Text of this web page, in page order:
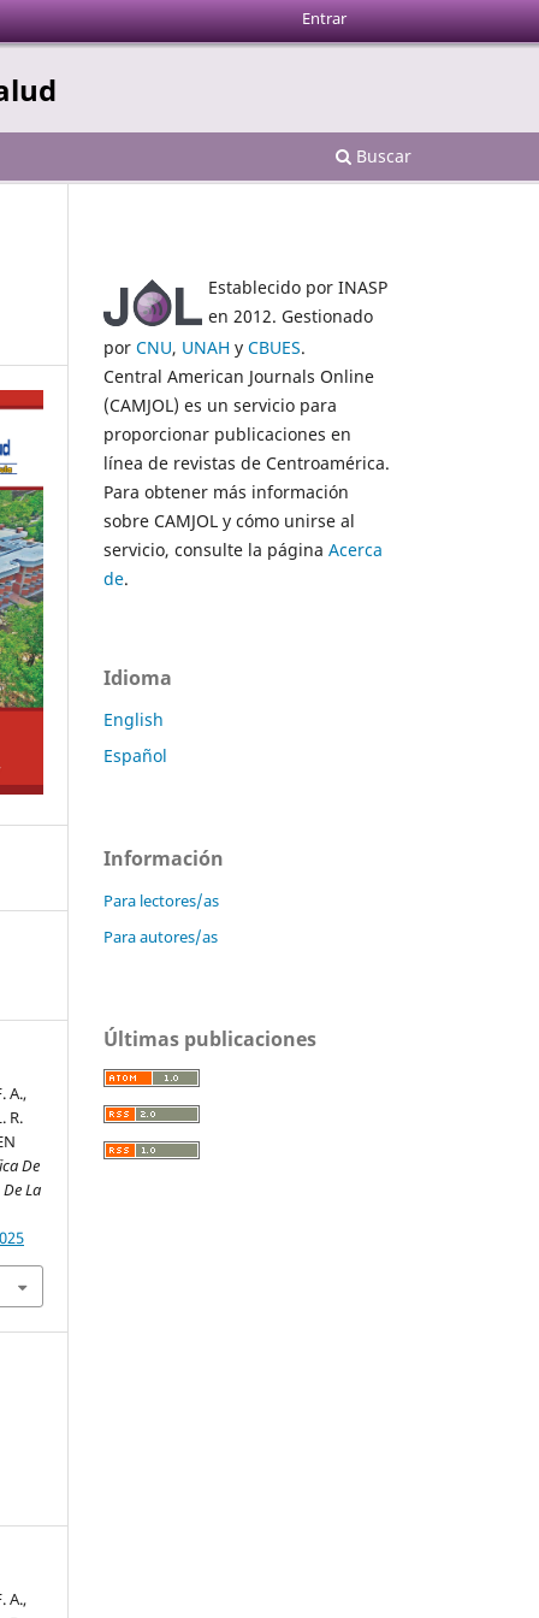
Buscar
Entrar
A.,
R.
De
La
A.,
Establecido por INASP
en 2012. Gestionado
por CNU, UNAH y CBUES.
Central American Journals Online
(CAMJOL) es un servicio para
proporcionar publicaciones en
línea de revistas de Centroamérica.
Para obtener más información
sobre CAMJOL y cómo unirse al
servicio, consulte la página Acerca
de.
Idioma
English
Español
Información
Para lectores/as
Para autores/as
Últimas publicaciones